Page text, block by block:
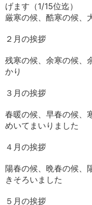
げます（1/15位迄）
厳寒の候、酷寒の候、
２月の挨拶
残寒の候、余寒の候、
かり
３月の挨拶
春暖の候、早春の候、
めいてまいりました
４月の挨拶
陽春の候、晩春の候、
きそろいました
５月の挨拶